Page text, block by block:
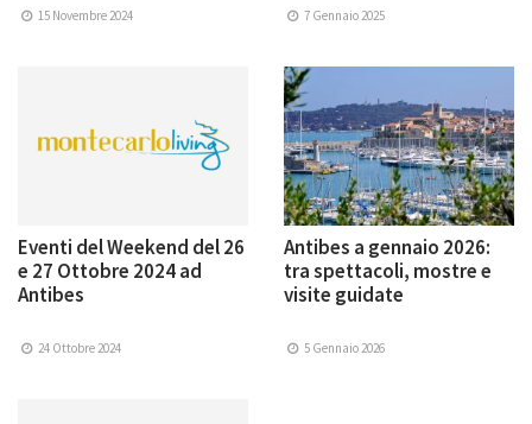
15 Novembre 2024 7 Gennaio 2025
Eventi del Weekend del 26
e 27 Ottobre 2024 ad
Antibes
24 Ottobre 2024
Antibes a gennaio 2026:
tra spettacoli, mostre e
visite guidate
5 Gennaio 2026